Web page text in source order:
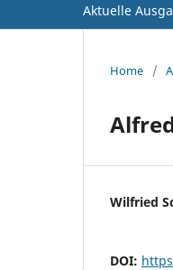
Aktuelle
Home /
Wilfried
DOI: